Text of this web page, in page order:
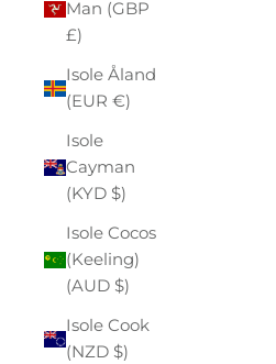
Man (GBP
£)
Isole Åland
(EUR €)
Isole
Cayman
(KYD $)
Isole Cocos
(Keeling)
(AUD $)
Isole Cook
(NZD $)